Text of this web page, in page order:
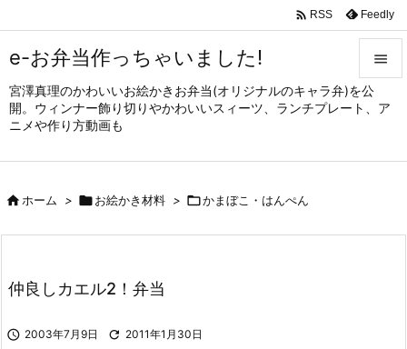
e-お弁当作っちゃいました!
宮澤真理のかわいいお絵かきお弁当(オリジナルのキャラ弁)を公
開。ウィンナー飾り切りやかわいいスィーツ、ランチプレート、ア
ニメや作り方動画も


メニュ
サイド

 RSS Feedly
ホーム > お絵かき材料 > かまぼこ・はんぺん
仲良しカエル2！弁当
 2003年7月9日  2011年1月30日